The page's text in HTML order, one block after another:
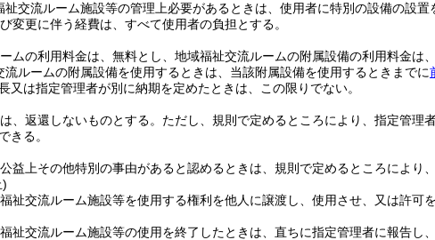
交流ルーム施設等の管理上必要があるときは、使用者に特別の設備の設置
変更に伴う経費は、すべて使用者の負担とする。
ムの利用料金は、無料とし、地域福祉交流ルームの附属設備の利用料金は
ルームの附属設備を使用するときは、当該附属設備を使用するときまでに
又は指定管理者が別に納期を定めたときは、この限りでない。
、返還しないものとする。 ただし、規則で定めるところにより、指定管理
きる。
益上その他特別の事由があると認めるときは、規則で定めるところにより
)
祉交流ルーム施設等を使用する権利を他人に譲渡し、使用させ、又は許可
祉交流ルーム施設等の使用を終了したときは、直ちに指定管理者に報告し